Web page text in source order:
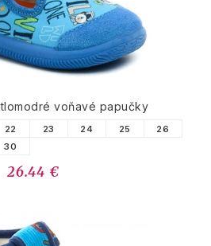
voňavé papučky
22 23 24 25
26
30
26.44 €